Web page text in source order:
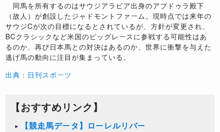
同馬を所有するのはサウジアラビア出身のアブドゥラ殿下
（故人）が創設したジャドモントファーム。現時点では来年の
サウジCが次の目標になるとされているが、方針が変更され、
BCクラシックなど米国のビッグレースに参戦する可能性はあ
るのか、再び日本馬との対決はあるのか、世界に衝撃を与えた
逃げ馬の動向に注目が集まっている。
出典：日刊スポーツ
【おすすめリンク】
【競走馬データ】ローレルリバー